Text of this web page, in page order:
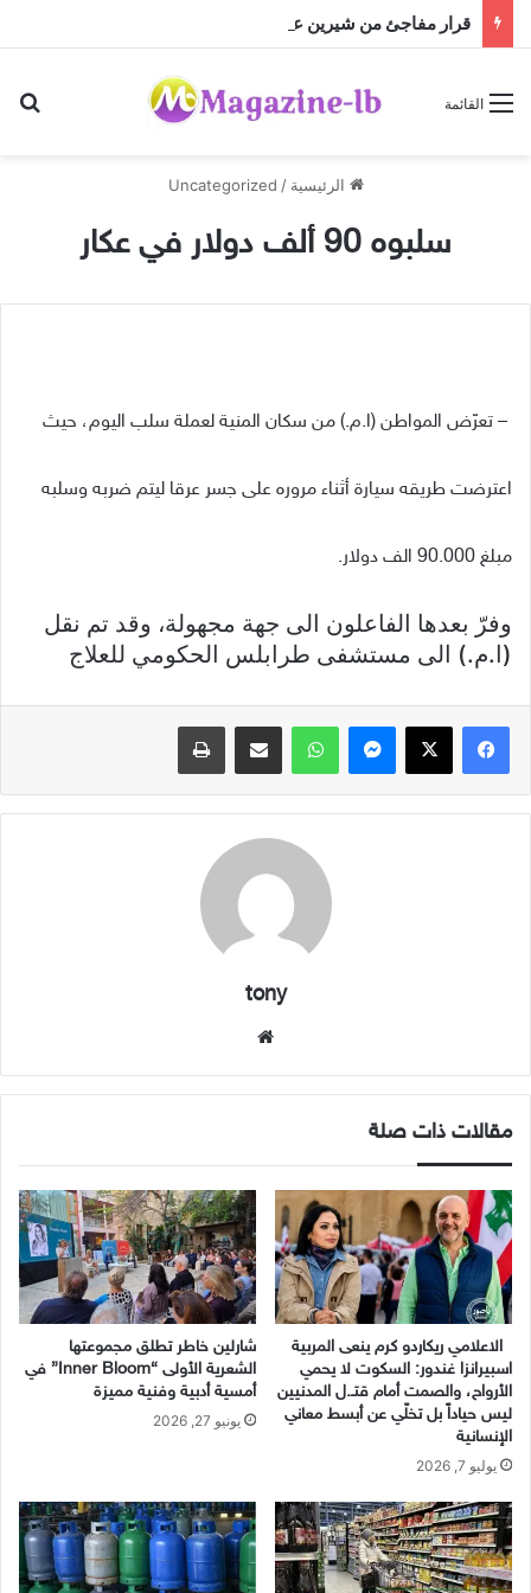
قرار مفاجئ من شيرين عبد الوهاب قبل لحظات من حفلها
القائمة
الرئيسية /
Uncategorized
سلبوه 90 ألف دولار في عكار
– تعرّض المواطن (ا.م.) من سكان المنية لعملة سلب اليوم، حيث
اعترضت طريقه سيارة أثناء مروره على جسر عرقا ليتم ضربه وسلبه
مبلغ 90.000 الف دولار.
وفرّ بعدها الفاعلون الى جهة مجهولة، وقد تم نقل
(ا.م.) الى مستشفى طرابلس الحكومي للعلاج
فيسبوك X ماسنجر واتساب مشاركة عبر البريد طباعة
tony
مقالات ذات صلة
الاعلامي ريكاردو كرم ينعى المربية
اسبيرانزا غندور: السكوت لا يحمي
الأرواح، والصمت أمام قتـ.ل المدنيين
ليس حياداً بل تخلّي عن أبسط معاني
الإنسانية
يوليو 7, 2026
شارلين خاطر تطلق مجموعتها
الشعرية الأولى “Inner Bloom” في
أمسية أدبية وفنية مميزة
يونيو 27, 2026